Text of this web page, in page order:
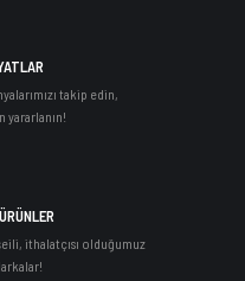
takip edin,
yararlanın!
ithalatçısı olduğumuz